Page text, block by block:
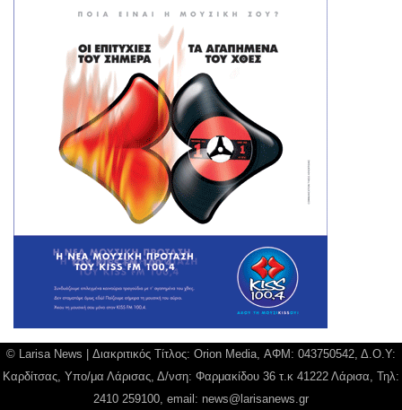
© Larisa News | Διακριτικός Τίτλος: Orion Media, ΑΦΜ: 043750542, Δ.Ο.Υ:
Καρδίτσας, Υπο/μα Λάρισας, Δ/νση: Φαρμακίδου 36 τ.κ 41222 Λάρισα, Τηλ:
2410 259100, email: news@larisanews.gr